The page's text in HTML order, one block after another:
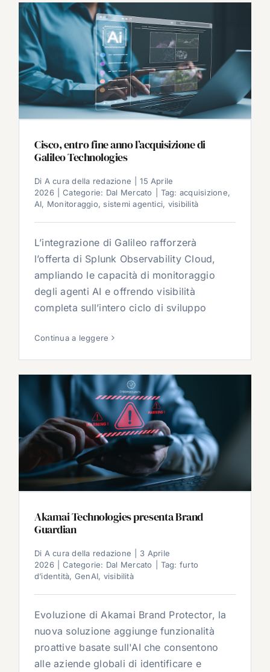
Cisco, entro fine anno l’acquisizione di
Galileo Technologies
Di A cura della redazione
15 Aprile
2026
Categorie: Dal Mercato Tag: acquisizione,
AI, Monitoraggio, sistemi agentici, visibilità
L’integrazione di Galileo rafforzerà
l’offerta di Splunk Observability Cloud,
ampliando le capacità di monitoraggio
degli agenti AI e offrendo visibilità
completa sull’intero ciclo di sviluppo
Continua a leggere
Akamai Technologies presenta Brand
Guardian
Di A cura della redazione
3 Aprile
2026
Categorie: Dal Mercato Tag: furto
d’identità, GenAI, visibilità
Evoluzione di Akamai Brand Protector, la
nuova soluzione aggiunge funzionalità
proattive basate sull'AI che consentono
alle aziende globali di identificare e